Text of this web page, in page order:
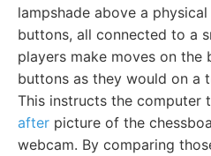
lampshade above a
buttons, all connected to a
players make moves on the
buttons as they would on a
This instructs the computer
after picture of the
webcam. By comparing